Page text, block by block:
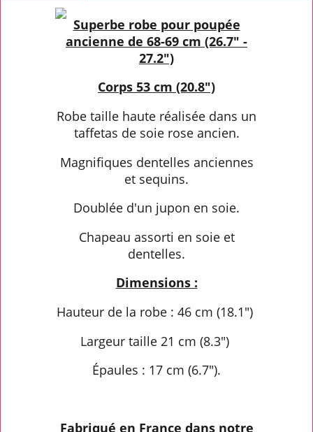
Superbe robe pour poupée
ancienne de 68-69 cm (26.7" -
27.2")
Corps 53 cm (20.8")
Robe taille haute réalisée dans un
taffetas de soie rose ancien.
Magnifiques dentelles anciennes
et sequins.
Doublée d'un jupon en soie.
Chapeau assorti en soie et
dentelles.
Dimensions :
Hauteur de la robe : 46 cm (18.1")
Largeur taille 21 cm (8.3")
Épaules : 17 cm (6.7").
Fabriqué en France dans notre